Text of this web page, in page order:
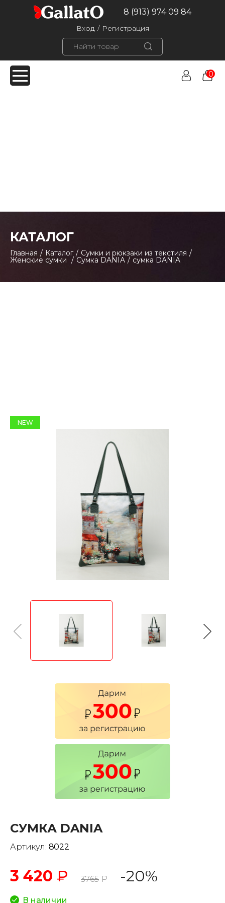
8 (913) 974 09 84
Вход / Регистрация
0
КАТАЛОГ
Главная / Каталог / Сумки и рюкзаки из текстиля /
Женские сумки / Сумка DANIA / сумка DANIA
NEW
СУМКА DANIA
Артикул: 8022
3 420 ₽ 3765 Р -20%
В наличии